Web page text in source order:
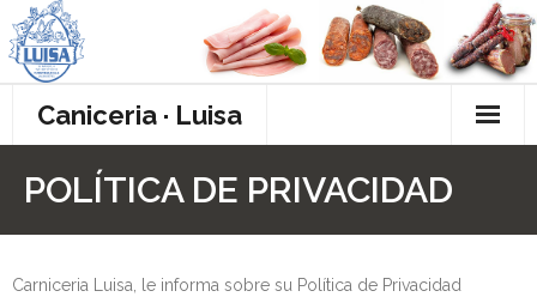
Skip
to
content
Caniceria · Luisa
nosotros
POLÍTICA DE PRIVACIDAD
Carniceria Luisa, le informa sobre su Política de Privacidad